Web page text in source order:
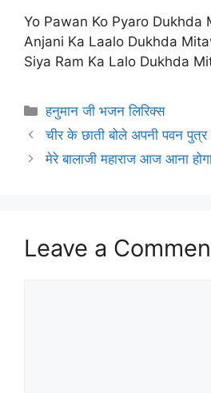
Yo Pawan Ko Pyaro Dukhda
Anjani Ka Laalo Dukhda
Siya Ram Ka Lalo Dukhda
Categories
हनुमान जी भजन लिरिक्स
चीर के छाती बोले अपनी पवन पुत्र
मेरे बालाजी महाराज आज आना
Leave a